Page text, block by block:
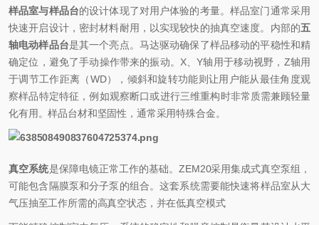
样品室与样品台的设计体现了对用户体验的考量。样品室门通常采用
快速开启设计，密封材料耐用，以实现较快的抽真空速度。内部的五
轴电动样品台是其一个亮点。马达驱动确保了样品移动的平稳性和精
确定位，避免了手动操作带来的振动。X、Y轴用于移动视野，Z轴用
于调节工作距离（WD），倾斜和旋转功能则让用户能从最佳角度观
察样品特定特征，例如观察断口或进行三维重构时非常 质需兼顾轻量
化有用。样品台材和坚固性，通常采用特殊合金。
真空系统是保障电镜正常工作的基础。ZEM20采用集成式真空泵组，
可能包含隔膜泵和分子泵的组合。这套系统需要能快速将样品室从大
气压抽至工作所需的高真空状态，并在低真空模式